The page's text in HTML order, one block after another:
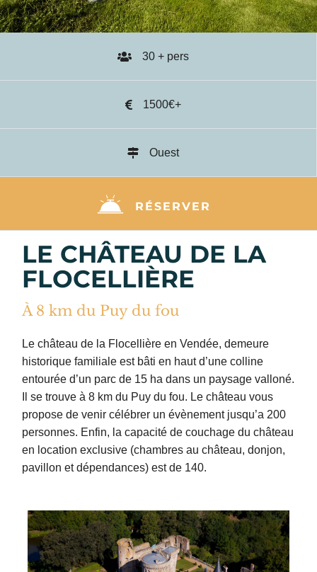
30 + pers
1500€+
Ouest
RÉSERVER
LE CHÂTEAU DE LA
FLOCELLIÈRE
À 8 km du Puy du fou
Le château de la Flocellière en Vendée, demeure
historique familiale est bâti en haut d’une colline
entourée d’un parc de 15 ha dans un paysage valloné.
Il se trouve à 8 km du Puy du fou. Le château vous
propose de venir célébrer un évènement jusqu’a 200
personnes. Enfin, la capacité de couchage du château
en location exclusive (chambres au château, donjon,
pavillon et dépendances) est de 140.